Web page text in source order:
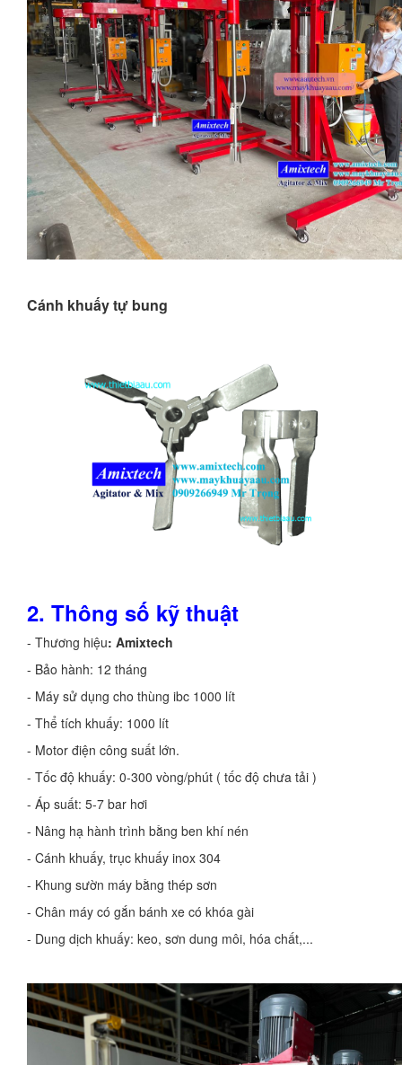
Cánh khuấy tự bung
2. Thông số kỹ thuật
- Thương hiệu: Amixtech
- Bảo hành: 12 tháng
- Máy sử dụng cho thùng ibc 1000 lít
- Thể tích khuấy: 1000 lít
- Motor điện công suất lớn.
- Tốc độ khuấy: 0-300 vòng/phút ( tốc độ chưa tải )
- Áp suất: 5-7 bar hơi
- Nâng hạ hành trình bằng ben khí nén
- Cánh khuấy, trục khuấy inox 304
- Khung sườn máy bằng thép sơn
- Chân máy có gắn bánh xe có khóa gài
- Dung dịch khuấy: keo, sơn dung môi, hóa chất,...